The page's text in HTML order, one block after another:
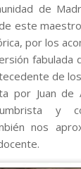
de
este
por los
fabulada
de
por Juan de
y
nos